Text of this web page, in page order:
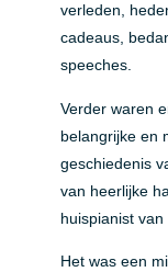
verleden,
cadeaus,
speeches.
Verder waren
belangrijke en
geschiedenis
van heerlijke
huispianist van
Het was een